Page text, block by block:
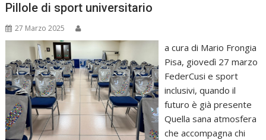
Pillole di sport universitario
27 Marzo 2025
a cura di Mario Frongia
Pisa, giovedì 27 marzo
FederCusi e sport
inclusivi, quando il
futuro è già presente
Quella sana atmosfera
che accompagna chi